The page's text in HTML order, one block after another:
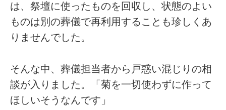
は、祭壇に使ったものを回収し、状態のよい
ものは別の葬儀で再利用することも珍しくあ
りませんでした。
そんな中、葬儀担当者から戸惑い混じりの相
談が入りました。「菊を一切使わずに作って
ほしいそうなんです」